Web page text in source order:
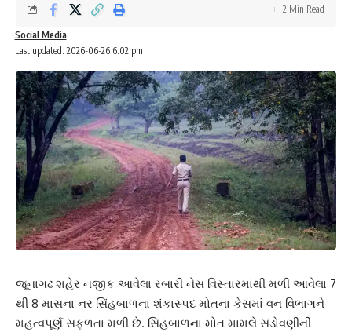
Last updated: 2026-06-26 6:02 pm
Social Media
2 Min Read
જૂનાગઢ શહેર નજીક આવેલા રબારી નેસ વિસ્તારમાંથી મળી આવેલા 7
થી 8 માસના નર સિંહબાળના શંકાસ્પદ મોતના કેસમાં વન વિભાગને
મહત્વપૂર્ણ સફળતા મળી છે. સિંહબાળના મોત મામલે સંડોવણીની